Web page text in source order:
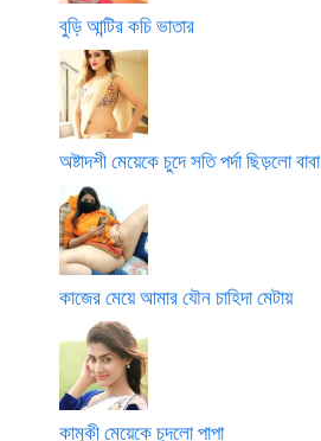
বুড়ি আন্টির কচি ভাতার
অষ্টাদশী মেয়েকে চুদে সতি পর্দা ছিড়লো বাবা
কাজের মেয়ে আমার যৌন চাহিদা মেটায়
কামুকী মেয়েকে চুদলো পাপা